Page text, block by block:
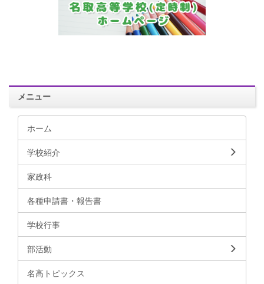
メニュー
ホーム
学校紹介
家政科
各種申請書・報告書
学校行事
部活動
名高トピックス